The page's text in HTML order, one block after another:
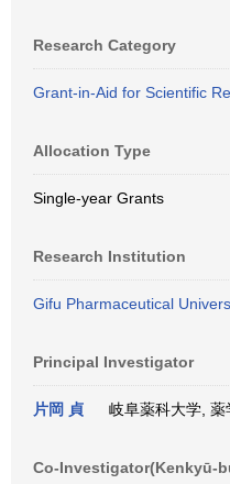
Research Category
Grant-in-Aid for Scientific
Allocation Type
Single-year Grants
Research Institution
Gifu Pharmaceutical
Principal Investigator
片岡 貞 岐阜薬科大学,
Co-Investigator(Kenkyū-